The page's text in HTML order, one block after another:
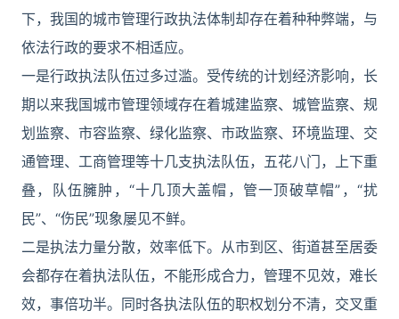
下，我国的城市管理行政执法体制却存在着种种弊端，与
依法行政的要求不相适应。
一是行政执法队伍过多过滥。受传统的计划经济影响，长
期以来我国城市管理领域存在着城建监察、城管监察、规
划监察、市容监察、绿化监察、市政监察、环境监理、交
通管理、工商管理等十几支执法队伍，五花八门，上下重
叠，队伍臃肿，“十几顶大盖帽，管一顶破草帽”，“扰
民”、“伤民”现象屡见不鲜。
二是执法力量分散，效率低下。从市到区、街道甚至居委
会都存在着执法队伍，不能形成合力，管理不见效，难长
效，事倍功半。同时各执法队伍的职权划分不清，交叉重